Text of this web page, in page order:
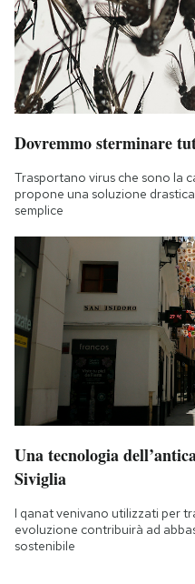
Dovremmo sterminare
Trasportano virus che sono la
propone una soluzione
semplice
Una tecnologia
Siviglia
I qanat venivano utilizzati per
evoluzione contribuirà ad
sostenibile